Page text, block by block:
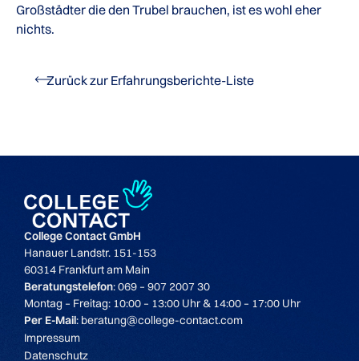
Großstädter die den Trubel brauchen, ist es wohl eher
nichts.
Zurück zur Erfahrungsberichte-Liste
College Contact GmbH
Hanauer Landstr. 151-153
60314 Frankfurt am Main
Beratungstelefon: 069 – 907 2007 30
Montag – Freitag: 10:00 – 13:00 Uhr & 14:00 – 17:00 Uhr
Per E-Mail: beratung@college-contact.com
Impressum
Datenschutz